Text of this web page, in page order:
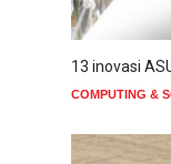
13 inovasi
COMPUTING &